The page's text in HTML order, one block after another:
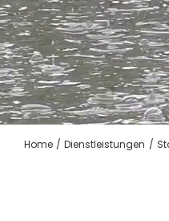
Suche Nach:
Home Dienstleistungen